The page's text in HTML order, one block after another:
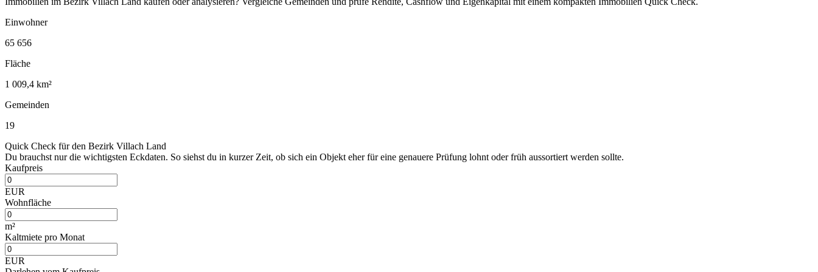
Einwohner
65 656
Fläche
1 009,4 km²
Gemeinden
19
Quick Check für den Bezirk Villach Land
Du brauchst nur die wichtigsten Eckdaten. So siehst du in kurzer Zeit, ob sich ein Objekt eher für eine genauere Prüfung lohnt oder früh aussortiert werden sollte.
Kaufpreis
EUR
Wohnfläche
m²
Kaltmiete pro Monat
EUR